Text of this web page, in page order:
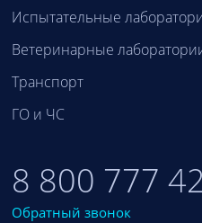
Испытательные
Ветеринарные
Транспорт
ГО и ЧС
8 800 777
Обратный звонок